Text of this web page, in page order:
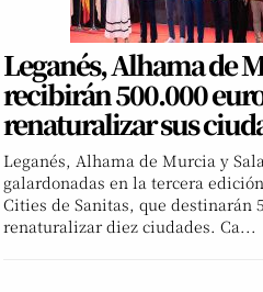
Leganés, Alhama de
recibirán 500.000
renaturalizar sus
Leganés, Alhama de Murcia y
galardonadas en la tercera
Cities de Sanitas, que destinarán
renaturalizar diez ciudades. Ca...